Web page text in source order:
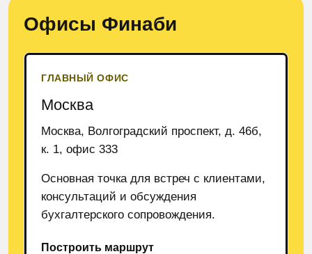
Офисы Финаби
ГЛАВНЫЙ ОФИС
Москва
Москва, Волгоградский проспект, д. 46б,
к. 1, офис 333
Основная точка для встреч с клиентами,
консультаций и обсуждения
бухгалтерского сопровождения.
Построить маршрут